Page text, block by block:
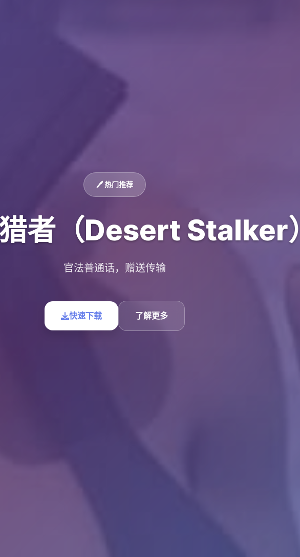
🖊️ 热门推荐
者（Desert Stalker）
官法普通话，赠送传输
快速下载 了解更多